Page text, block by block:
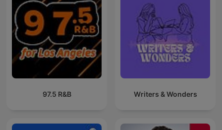
97.5 R&B Writers & Wonders